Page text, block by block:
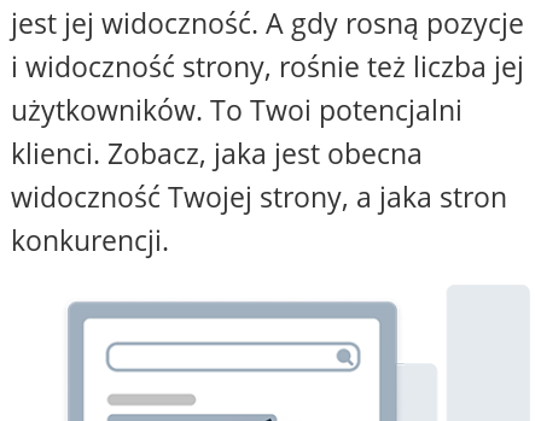
jest jej widoczność. A gdy rosną pozycje
i widoczność strony, rośnie też liczba jej
użytkowników. To Twoi potencjalni
klienci. Zobacz, jaka jest obecna
widoczność Twojej strony, a jaka stron
konkurencji.